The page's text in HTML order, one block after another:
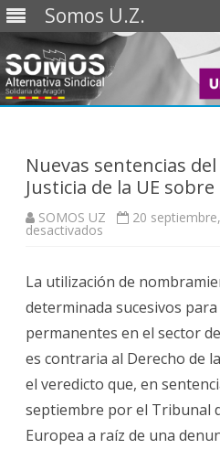
Somos U.Z.
Nuevas sentencias
Justicia de la UE
SOMOS UZ 20
desactivados
Tribunal
de
Justicia
de
la
UE
sobre
Interinos
La utilización de
determinada sucesivos
permanentes en el sector
es contraria al Derecho de
el veredicto que, en
septiembre por el Tribunal
Europea a raíz de una